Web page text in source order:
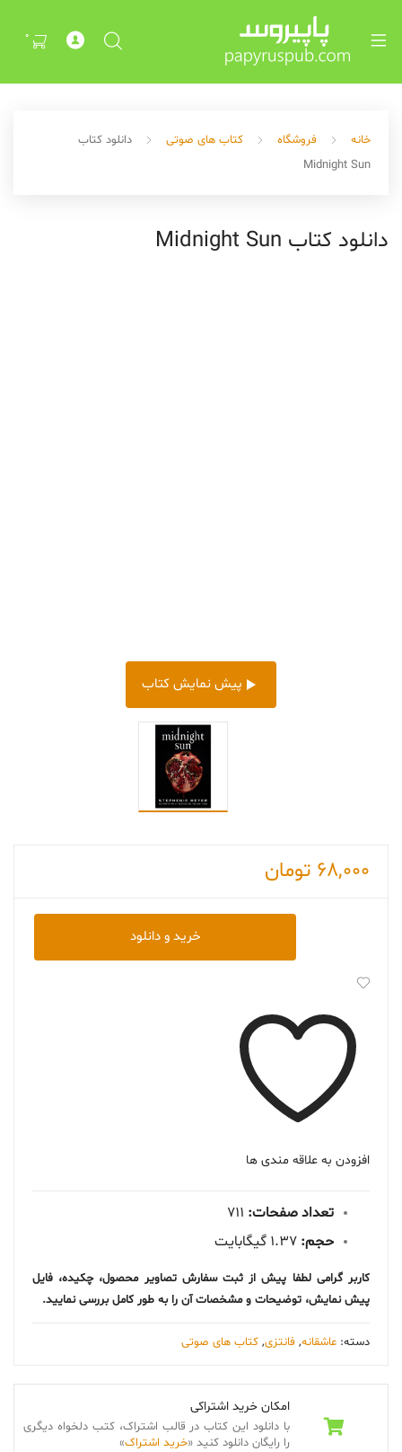
0
خانه فروشگاه کتاب های صوتی
دانلود کتاب
Midnight Sun
دانلود کتاب Midnight Sun
پیش‌ نمایش کتاب
امکان خرید اشتراکی
با دانلود این کتاب در قالب اشتراک، کتب دلخواه دیگری
را رایگان دانلود کنید «خرید اشتراک»
68,000 تومان
Sun
خرید و دانلود
افزودن به علاقه مندی ها
تعداد صفحات: 711
حجم:
کاربر گرامی لطفا پیش از ثبت سفارش تصاویر محصول، چکیده، فایل
پیش نمایش، توضیحات و مشخصات آن را به طور کامل بررسی نمایید.
دسته: عاشقانه, فانتزی, کتاب های صوتی